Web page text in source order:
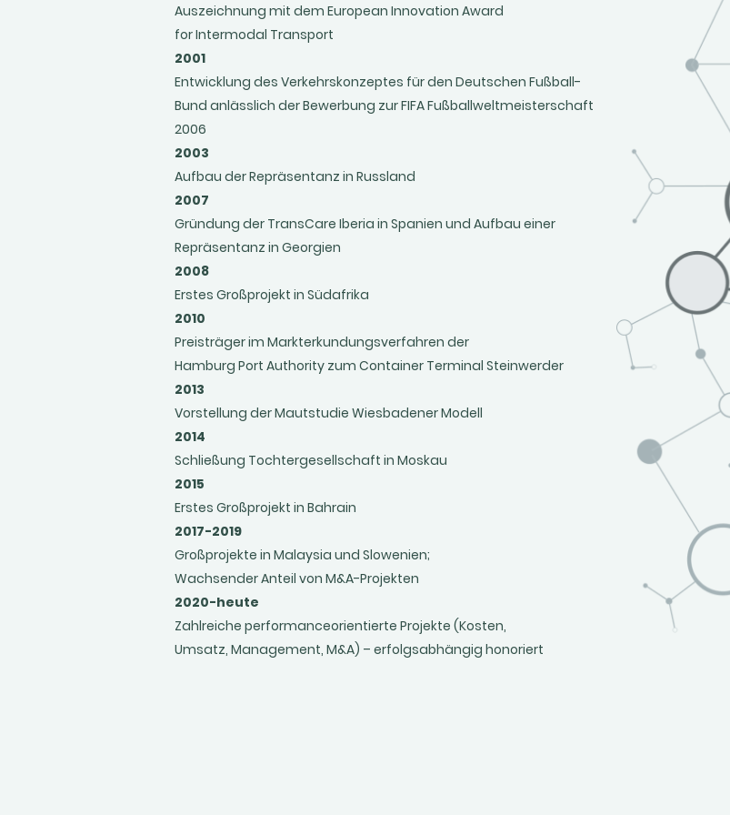
Auszeichnung mit dem European Innovation Award
for Intermodal Transport
2001
Entwicklung des Verkehrskonzeptes für den Deutschen Fußball-
Bund anlässlich der Bewerbung zur FIFA Fußballweltmeisterschaft
2006
2003
Aufbau der Repräsentanz in Russland
2007
Gründung der TransCare Iberia in Spanien und Aufbau einer
Repräsentanz in Georgien
2008
Erstes Großprojekt in Südafrika
2010
Preisträger im Markterkundungsverfahren der
Hamburg Port Authority zum Container Terminal Steinwerder
2013
Vorstellung der Mautstudie Wiesbadener Modell
2014
Schließung Tochtergesellschaft in Moskau
2015
Erstes Großprojekt in Bahrain
2017-2019
Großprojekte in Malaysia und Slowenien;
Wachsender Anteil von M&A-Projekten
2020-heute
Zahlreiche performanceorientierte Projekte (Kosten,
Umsatz, Management, M&A) – erfolgsabhängig honoriert